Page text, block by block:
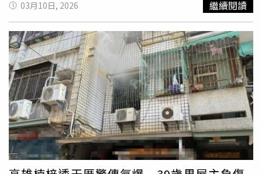
煙 ，門內還有女子在大聲呼救，但不管警方如何敲門，屋內
人士卻拒不開門，直到呼救聲消失，讓警方火速聯繫消防隊
前往破門。北市士林區社子街10日凌晨發生一起逆子痛打母
親，對其拘禁灌水，還燒手機阻止其對外求救。（圖／翻攝
畫面）消防火速破門後，警方也立即進入當場將38歲的賴姓
男子壓制在地，同時確認被害的71歲趙姓女子生命安全無
虞，後續確認雙方為母子關係，賴男疑似吸毒後精神恍惚，
痛打母親，還對母親強行灌水，阻止母親對外求助，為避免
母親報警，還將其手機搶走，直接放置在瓦斯爐上燃燒，直
到冒出濃濃白煙被鄰居發現，才緊急報警。警方現場確認符
合家庭暴力防治法現行犯，立即將賴男依法逮捕，屋內經屋
主同意搜索，警方也發現賴男所有的安非他命及吸食器，當
03月10日, 2026 繼續閱讀